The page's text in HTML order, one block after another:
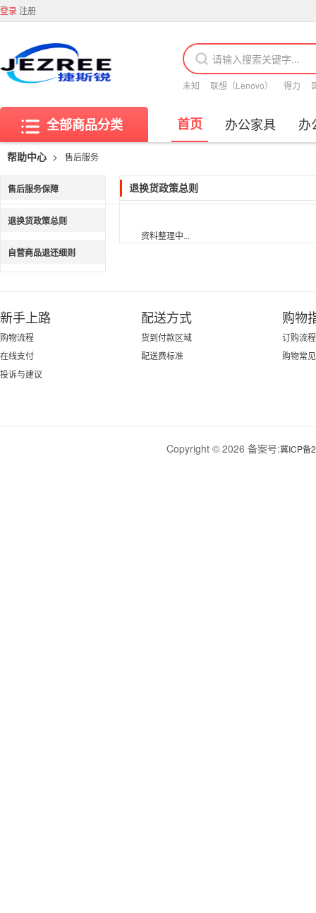
登录 注册
未知 联想（Lenovo） 得力
全部商品分类 首页 办公家具 办
帮助中心 > 售后服务
售后服务保障
退换货政策总则
自营商品退还细则
退换货政策总则
资料整理中...
新手上路
购物流程
在线支付
投诉与建议
配送方式
货到付款区域
配送费标准
购物
订购流程
购物常
Copyright © 2026 备案号:冀ICP备